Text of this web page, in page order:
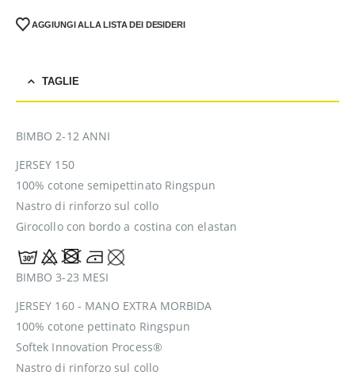
AGGIUNGI ALLA LISTA DEI DESIDERI
TAGLIE
BIMBO 2-12 ANNI
JERSEY 150
100% cotone semipettinato Ringspun
Nastro di rinforzo sul collo
Girocollo con bordo a costina con elastan
BIMBO 3-23 MESI
JERSEY 160 - MANO EXTRA MORBIDA
100% cotone pettinato Ringspun
Softek Innovation Process®
Nastro di rinforzo sul collo